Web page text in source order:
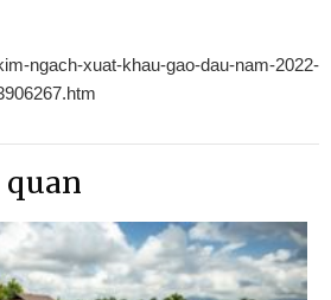
ngach-xuat-khau-gao-dau-nam-2022-